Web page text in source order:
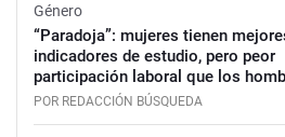
Género
“Paradoja”: mujeres tienen
indicadores de estudio, pero peor
participación laboral que los
POR REDACCIÓN BÚSQUEDA